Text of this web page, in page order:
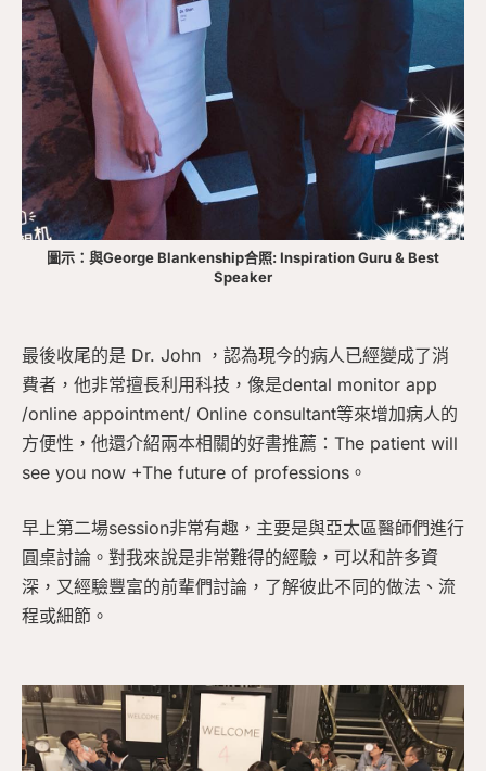
圖示：與George Blankenship合照: Inspiration Guru & Best
Speaker
最後收尾的是 Dr. John ，認為現今的病人已經變成了消
費者，他非常擅長利用科技，像是dental monitor app
/online appointment/ Online consultant等來增加病人的
方便性，他還介紹兩本相關的好書推薦：The patient will
see you now +The future of professions。
早上第二場session非常有趣，主要是與亞太區醫師們進行
圓桌討論。對我來說是非常難得的經驗，可以和許多資
深，又經驗豐富的前輩們討論，了解彼此不同的做法、流
程或細節。